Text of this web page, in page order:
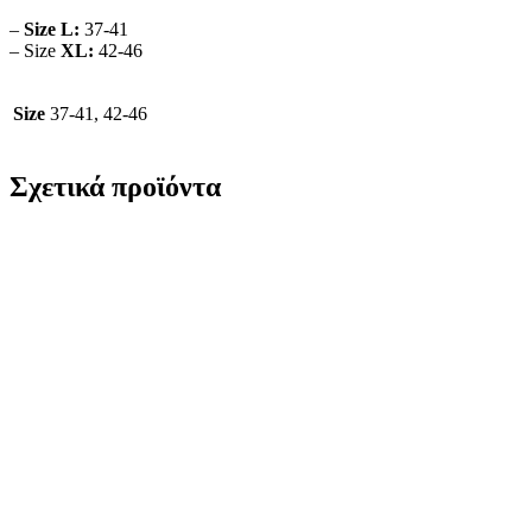
– Size L: 37-41
– Size XL: 42-46
Size 37-41, 42-46
Σχετικά προϊόντα